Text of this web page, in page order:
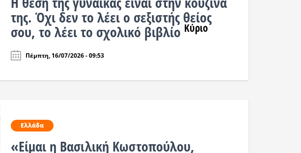
της. Όχι δεν το λέει ο σεξιστής θείος
σου, το λέει το σχολικό βιβλίο Κύριο
Πέμπτη, 16/07/2026 - 09:53
Ελλάδα
«Είμαι η Βασιλική Κωστοπούλου,